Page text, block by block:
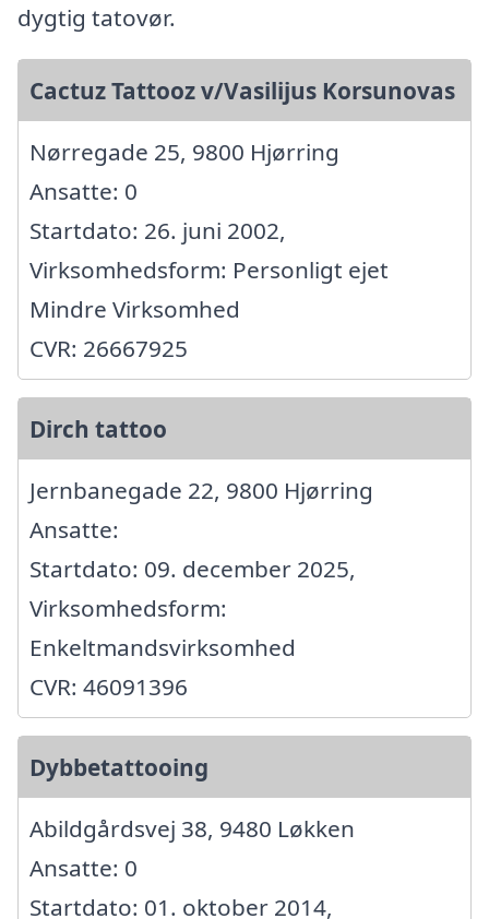
dygtig tatovør.
Cactuz Tattooz v/Vasilijus Korsunovas
Nørregade 25, 9800 Hjørring
Ansatte: 0
Startdato: 26. juni 2002,
Virksomhedsform: Personligt ejet
Mindre Virksomhed
CVR: 26667925
Dirch tattoo
Jernbanegade 22, 9800 Hjørring
Ansatte:
Startdato: 09. december 2025,
Virksomhedsform:
Enkeltmandsvirksomhed
CVR: 46091396
Dybbetattooing
Abildgårdsvej 38, 9480 Løkken
Ansatte: 0
Startdato: 01. oktober 2014,